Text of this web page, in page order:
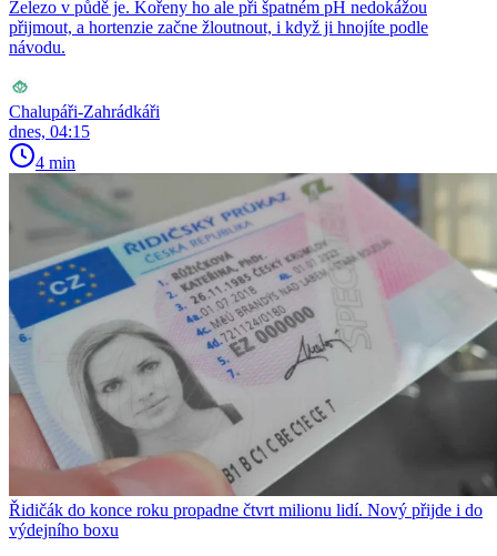
Železo v půdě je. Kořeny ho ale při špatném pH nedokážou
přijmout, a hortenzie začne žloutnout, i když ji hnojíte podle
návodu.
Chalupáři-Zahrádkáři
dnes, 04:15
4 min
Řidičák do konce roku propadne čtvrt milionu lidí. Nový přijde i do
výdejního boxu